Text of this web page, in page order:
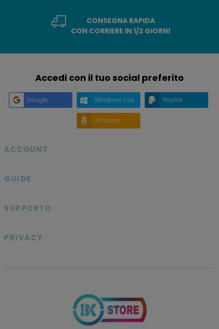
CONSEGNA RAPIDA
CON CORRIERE IN 1/2 GIORNI
Accedi con il tuo social preferito
Google Windows Live PayPal
Amazon
ACCOUNT
GUIDE
SUPPORTO
PRIVACY